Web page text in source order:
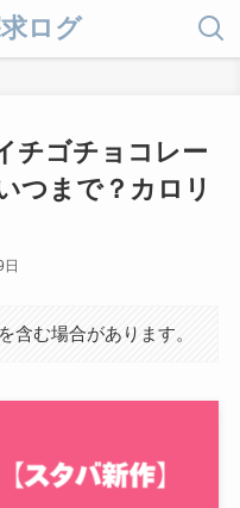
ログ
チゴチョコレー
つまで？カロリ
含む場合があります。